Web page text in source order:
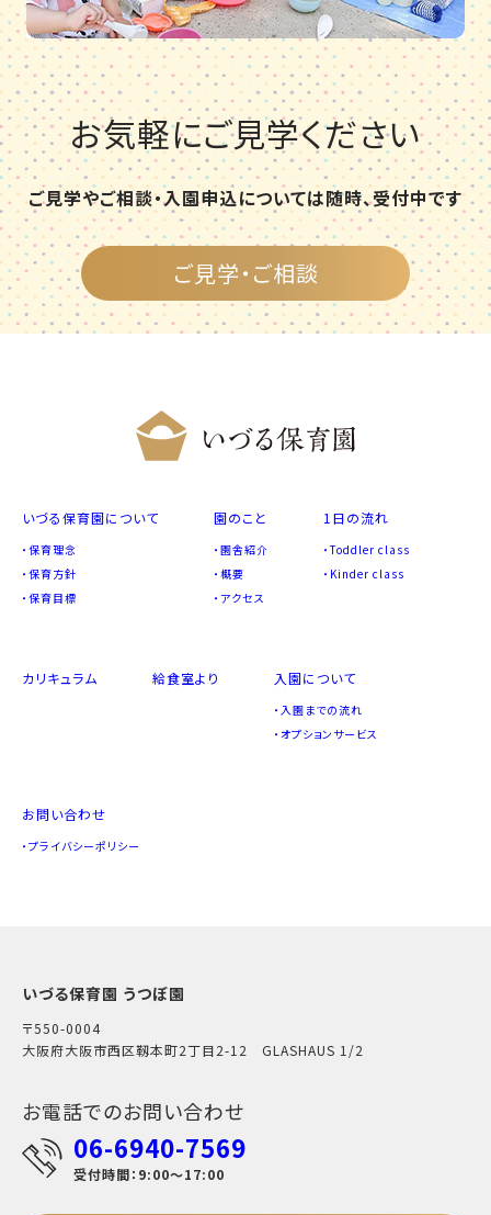
お気軽にご見学ください
ご見学やご相談・入園申込については随時、受付中です
ご見学・ご相談
いづる保育園について
保育理念
保育方針
保育目標
園のこと
園舎紹介
概要
アクセス
1日の流れ
Toddler class
Kinder class
カリキュラム 給食室より 入園について
入園までの流れ
オプションサービス
お問い合わせ
プライバシーポリシー
いづる保育園 うつぼ園
〒550-0004
大阪府大阪市西区靱本町2丁目2-12 GLASHAUS 1/2
お電話でのお問い合わせ
06-6940-7569
受付時間：9:00～17:00